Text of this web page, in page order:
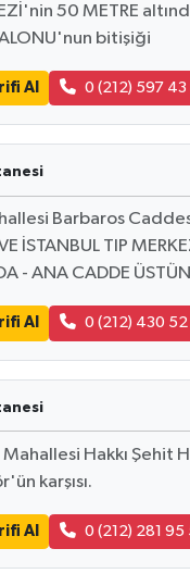
50 METRE
bitişiği
Al 0 (212) 597 43
Barbaros
İSTANBUL TIP
- ANA CADDE
Al 0 (212) 430
Hakkı Şehit
karşısı.
Al 0 (212) 281 95